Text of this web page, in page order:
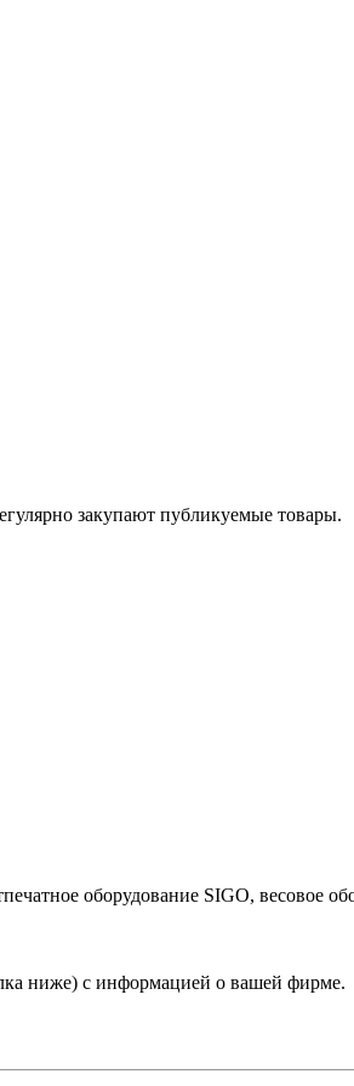
закупают публикуемые товары.
оборудование SIGO, весовое
ниже) с информацией о вашей фирме.